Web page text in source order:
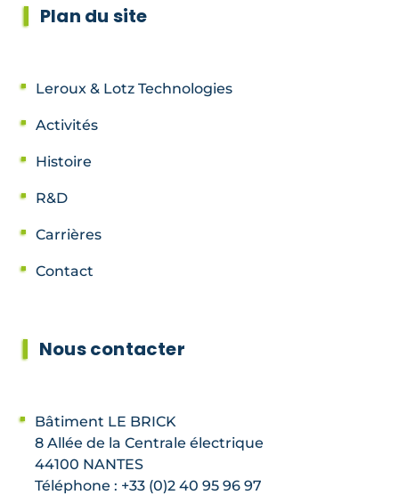
Plan du site
Leroux & Lotz Technologies
Activités
Histoire
R&D
Carrières
Contact
Nous contacter
Bâtiment LE BRICK
8 Allée de la Centrale électrique
44100 NANTES
Téléphone : +33 (0)2 40 95 96 97